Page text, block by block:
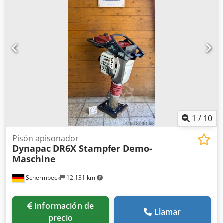
VEHÍCULOS DE TODAS LAS MARCAS, MAN, MERCEDES, DAF,
RENAULT, VOLVO, SCANIA, CON EQUIPOS CIFA, SERMAC,
PUTZMEISTER; O MAQUINARIA DE MOVIMIENTO DE
TIERRAS CATERPILLAR, FIAT HITACHI, KOMATSU
1 / 10
Schermbeck 12.131 km
Pisón apisonador
Dynapac DR6X Stampfer Demo-
Maschine
Información de
precio
Llamar